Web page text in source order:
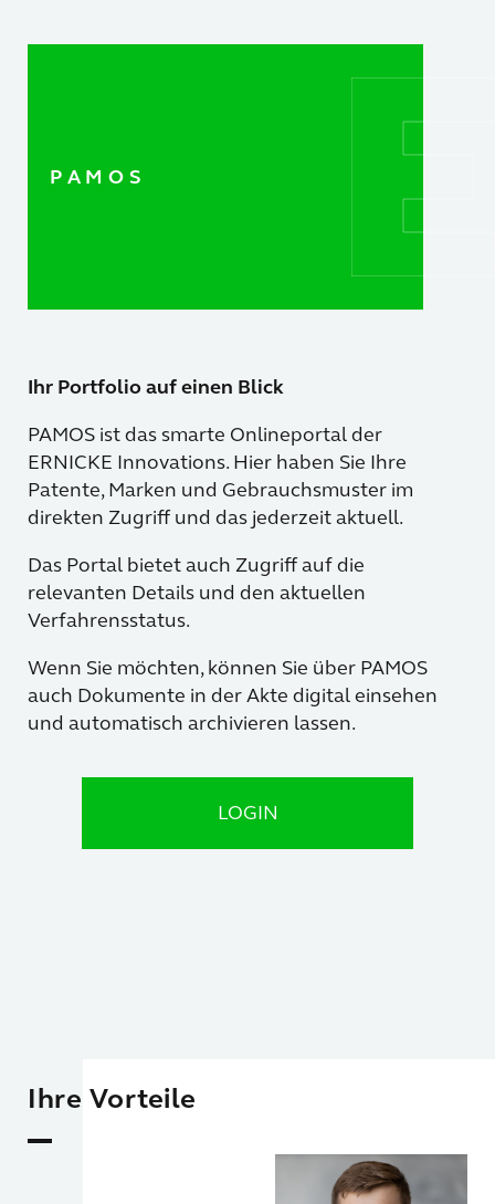
P A M O S
Ihr Portfolio auf einen Blick
PAMOS ist das smarte Onlineportal der
ERNICKE Innovations. Hier haben Sie Ihre
Patente, Marken und Gebrauchsmuster im
direkten Zugriff und das jederzeit aktuell.
Das Portal bietet auch Zugriff auf die
relevanten Details und den aktuellen
Verfahrensstatus.
Wenn Sie möchten, können Sie über PAMOS
auch Dokumente in der Akte digital einsehen
und automatisch archivieren lassen.
LOGIN
Ihre Vorteile